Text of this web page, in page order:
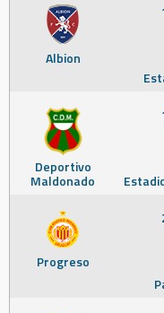
Albion
Deportivo
Maldonado
Progreso